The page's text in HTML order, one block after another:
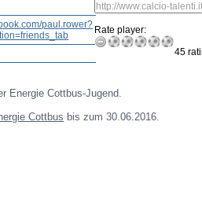
paul.rower? Rate player:
45
Energie Cottbus-Jugend.
Cottbus bis zum 30.06.2016.